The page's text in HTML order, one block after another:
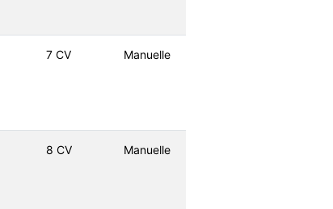
7 CV Manuelle
8 CV Manuelle